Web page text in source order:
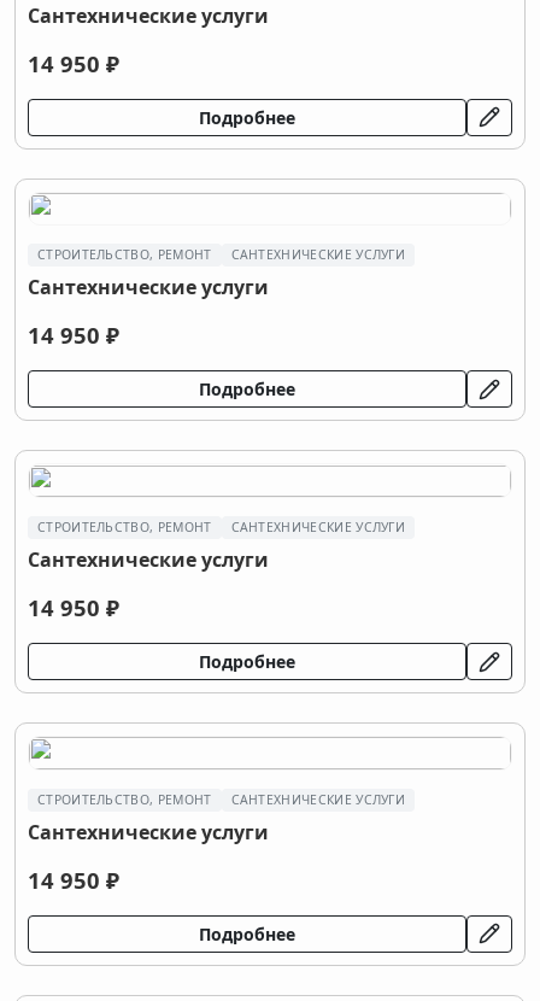
Сантехнические услуги
14 950 ₽
Подробнее
СТРОИТЕЛЬСТВО, РЕМОНТ САНТЕХНИЧЕСКИЕ УСЛУГИ
Сантехнические услуги
14 950 ₽
Подробнее
СТРОИТЕЛЬСТВО, РЕМОНТ САНТЕХНИЧЕСКИЕ УСЛУГИ
Сантехнические услуги
14 950 ₽
Подробнее
СТРОИТЕЛЬСТВО, РЕМОНТ САНТЕХНИЧЕСКИЕ УСЛУГИ
Сантехнические услуги
14 950 ₽
Подробнее